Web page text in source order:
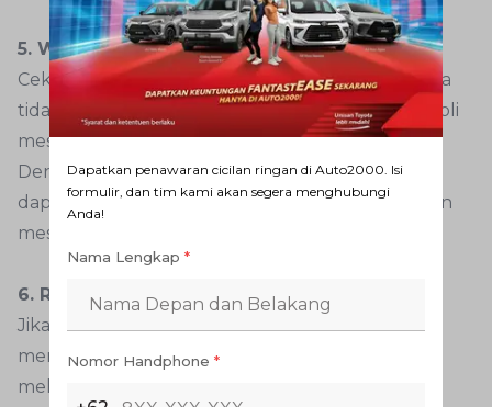
5. Wajib Ganti Oli Mesin
Cek takaran oli via dipstick untuk memastikannya
tidak berkurang sebelum saatnya diganti. Ganti oli
mesin diesel secara rutin setiap 6 bulan sekali.
Dengan begitu, oli selalu terjaga kondisinya dan
dapat menjalankan tugas melindungi komponen
mesin diesel dengan baik.
6. Rutin Servis Berkala
Jika AutoFamily merasa kesulitan untuk
menjalankan semua langkah di atas, bisa
melakukan servis berkala di bengkel Auto2000
Dapatkan penawaran cicilan ringan di Auto2000. Isi
formulir, dan tim kami akan segera menghubungi
Anda!
Nama Lengkap *
Nomor Handphone *